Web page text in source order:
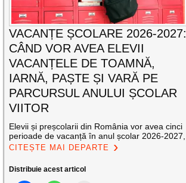
VACANȚE ȘCOLARE 2026-2027:
CÂND VOR AVEA ELEVII
VACANȚELE DE TOAMNĂ,
IARNĂ, PAȘTE ȘI VARĂ PE
PARCURSUL ANULUI ȘCOLAR
VIITOR
Elevii și preșcolarii din România vor avea cinci
perioade de vacanță în anul școlar 2026-2027,
CITEȘTE MAI DEPARTE
Distribuie acest articol